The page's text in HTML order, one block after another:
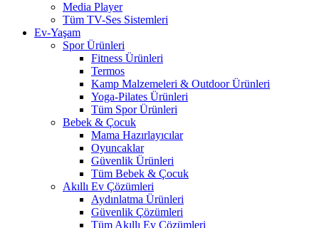
Media Player
Tüm TV-Ses Sistemleri
Ev-Yaşam
Spor Ürünleri
Fitness Ürünleri
Termos
Kamp Malzemeleri & Outdoor Ürünleri
Yoga-Pilates Ürünleri
Tüm Spor Ürünleri
Bebek & Çocuk
Mama Hazırlayıcılar
Oyuncaklar
Güvenlik Ürünleri
Tüm Bebek & Çocuk
Akıllı Ev Çözümleri
Aydınlatma Ürünleri
Güvenlik Çözümleri
Tüm Akıllı Ev Çözümleri